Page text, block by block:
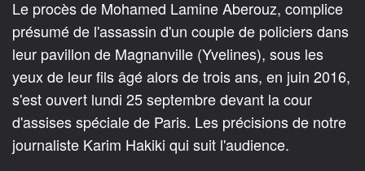
Le procès de Mohamed Lamine Aberouz, complice
présumé de l'assassin d'un couple de policiers dans
leur pavillon de Magnanville (Yvelines), sous les
yeux de leur fils âgé alors de trois ans, en juin 2016,
s'est ouvert lundi 25 septembre devant la cour
d'assises spéciale de Paris. Les précisions de notre
journaliste Karim Hakiki qui suit l'audience.